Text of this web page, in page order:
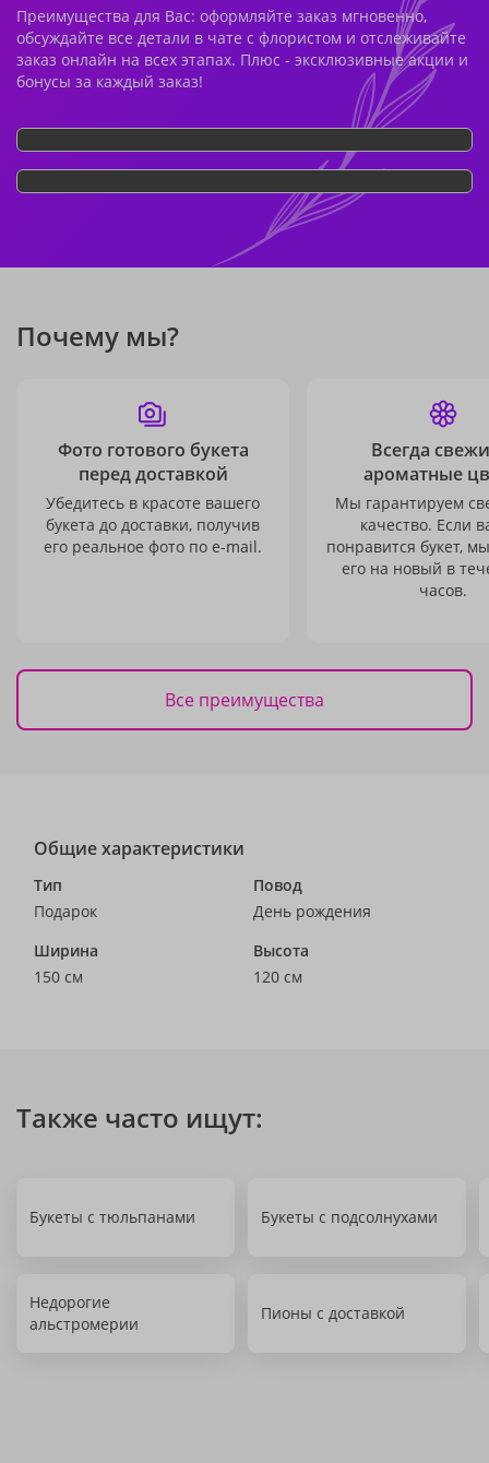
Преимущества для Вас: оформляйте заказ мгновенно,
обсуждайте все детали в чате с флористом и отслеживайте
заказ онлайн на всех этапах. Плюс - эксклюзивные акции и
бонусы за каждый заказ!
Почему мы?
Фото готового букета
перед доставкой
Убедитесь в красоте вашего
букета до доставки, получив
его реальное фото по e-mail.
Всегда
ароматные
Мы гарантируем
качество. Если
понравится букет,
его на новый в
часов.
Все преимущества
Общие характеристики
Тип
Подарок
Повод
День рождения
Ширина
150 см
Высота
120 см
Также часто ищут:
Букеты с тюльпанами Букеты с подсолнухами
Недорогие
альстромерии
Пионы с доставкой